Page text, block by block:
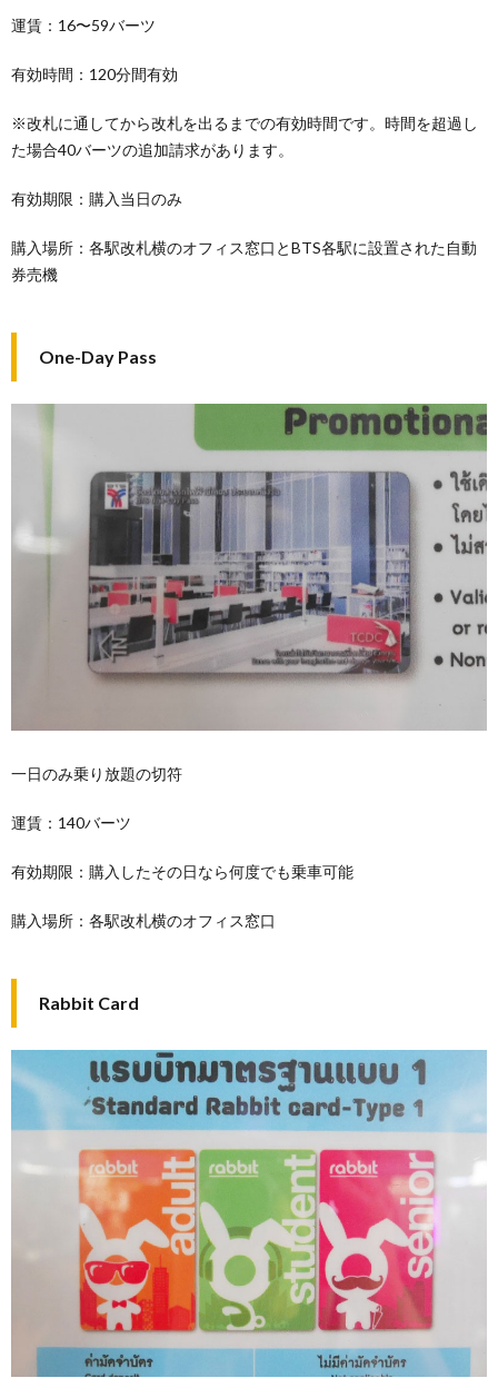
運賃：16〜59バーツ
有効時間：120分間有効
※改札に通してから改札を出るまでの有効時間です。時間を超過し
た場合40バーツの追加請求があります。
有効期限：購入当日のみ
購入場所：各駅改札横のオフィス窓口とBTS各駅に設置された自動
券売機
One-Day Pass
一日のみ乗り放題の切符
運賃：140バーツ
有効期限：購入したその日なら何度でも乗車可能
購入場所：各駅改札横のオフィス窓口
Rabbit Card